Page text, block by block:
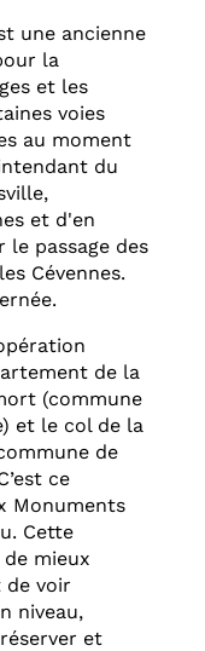
une ancienne
la
et les
voies
au moment
du
et d'en
passage des
Cévennes.
de la
(commune
et le col de la
de
ce
Monuments
Cette
mieux
de voir
niveau,
et